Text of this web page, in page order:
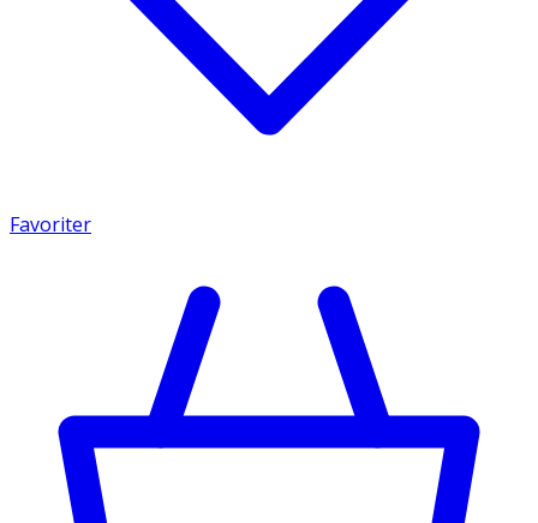
Favoriter